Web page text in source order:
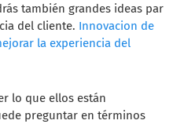
también grandes ideas par
del cliente. Innovacion de
la experiencia del
lo que ellos están
preguntar en términos